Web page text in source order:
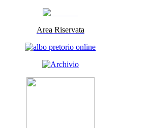
Area Riservata